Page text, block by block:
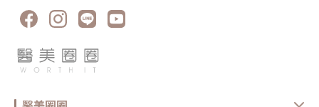
率有感染、結節、皮膚泛紅等，極少數情況下可能出現其他非預期的副作
用。Q：哪些族群不適合微晶瓷？ 如果皮膚出現過敏或發炎情況，建議等待
治療完成後再接受療程。 孕婦或哺乳期婦女可以考慮接受注射，但建議事
或其他可能影響血液凝固的藥物或食品，可能增加出現瘀青的機率，但還是
可考慮注射。 如果一週內有重要活動或場合，建議延後施打。Q：微晶瓷會
在體內留下殘留物嗎？由於微晶瓷會逐漸被人體代謝，若後續沒有持續接受
交易，所有的療程都伴隨著風險。因此，作為消費者應該謹慎選擇合適的醫
供）➤日常有擦保養品還需要打水光針嗎？差別是什麼？水光針與保養品訴
求雖然十分雷同，但效果與持久度卻有著天壤之別的差異～看完下面的圖片
供）水光針多久打一次？可以維持多久？水光針是保養型微整療程，建議1
～2個月施打一次，在施打幾次後可以慢慢拉長間隔；而維持時間要依據個
人肌膚、體質狀況及注射內容物而定，通常能維持2～3個月不等。➤水光針
除了補充肌膚含水量外，注射成分還可以針對不同肌膚需求做客製化的調